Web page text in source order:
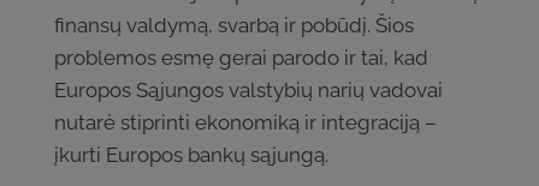
finansų valdymą, svarbą ir pobūdį. Šios
problemos esmę gerai parodo ir tai, kad
Europos Sąjungos valstybių narių vadovai
nutarė stiprinti ekonomiką ir integraciją –
įkurti Europos bankų sąjungą.